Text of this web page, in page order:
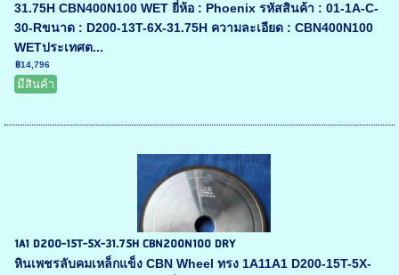
31.75H CBN400N100 WET ยี่ห้อ : Phoenix รหัสสินค้า : 01-1A-C-
30-Rขนาด : D200-13T-6X-31.75H ความละเอียด : CBN400N100
WETประเทศต...
฿14,796
มีสินค้า
1A1 D200-15T-5X-31.75H CBN200N100 DRY
หินเพชรลับคมเหล็กแข็ง CBN Wheel ทรง 1A11A1 D200-15T-5X-